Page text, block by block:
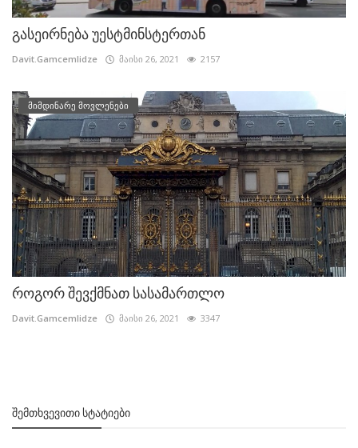
გასეირნება უესტმინსტერთან
Davit.Gamcemlidze მაისი 26, 2021 2157
მიმდინარე მოვლენები
როგორ შევქმნათ სასამართლო
Davit.Gamcemlidze მაისი 26, 2021 3347
ᲨᲔᲛᲗᲮᲕᲔᲕᲘᲗᲘ ᲡᲢᲐᲢᲘᲔᲑᲘ